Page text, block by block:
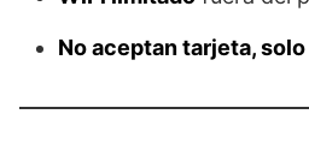
No aceptan tarjeta,